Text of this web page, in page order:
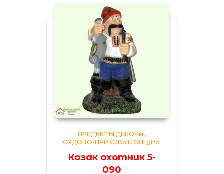
ПРЕДМЕТЫ ДЕКОРА ,
САДОВО-ПАРКОВЫЕ ФИГУРЫ
Козак охотник 5-
090